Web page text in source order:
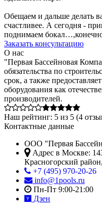
Обещаем и дальше делать
счастливее. А сегодня -
поднимаем
Заказать консультацию
О нас
"Первая Бассейновая
обязательства по
срок, а также
оборудования как
производителей.
Наш рейтинг: 5 из 5 (4
Контактные данные
ООО "Первая
Адрес в Москве:
Красногорский район,
+7 (495) 970-20-26
info@1pools.ru
Пн-Пт 9:00-21:00
Дзен